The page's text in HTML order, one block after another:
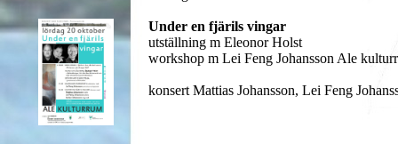
Under en fjärils vingar
utställning m Eleonor Holst
workshop m Lei Feng Johansson Ale
konsert Mattias Johansson, Lei Feng